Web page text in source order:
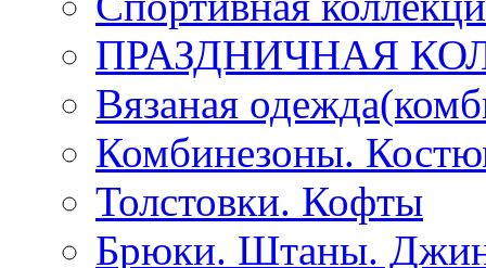
ПРАЗДНИЧНАЯ
Вязаная
Комбинезоны.
Толстовки. Кофты
Брюки. Штаны.